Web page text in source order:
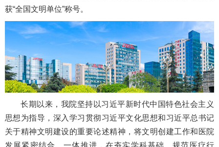
获“全国文明单位”称号。
长期以来，我院坚持以习近平新时代中国特色社会主义
思想为指导，深入学习贯彻习近平文化思想和习近平总书记
关于精神文明建设的重要论述精神，将文明创建工作和医院
发展紧密结合、一体推进，在夯实学科基础、规范医疗行